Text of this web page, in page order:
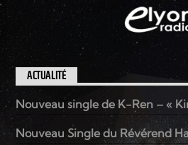
ACTUALITÉ
Nouveau single de K-Ren – «
Nouveau Single du Révérend